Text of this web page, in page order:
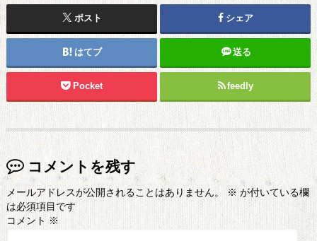
ポスト シェア
はてブ 送る
Pocket feedly
コメントを残す
メールアドレスが公開されることはありません。 ※ が付いている欄
は必須項目です
コメント ※